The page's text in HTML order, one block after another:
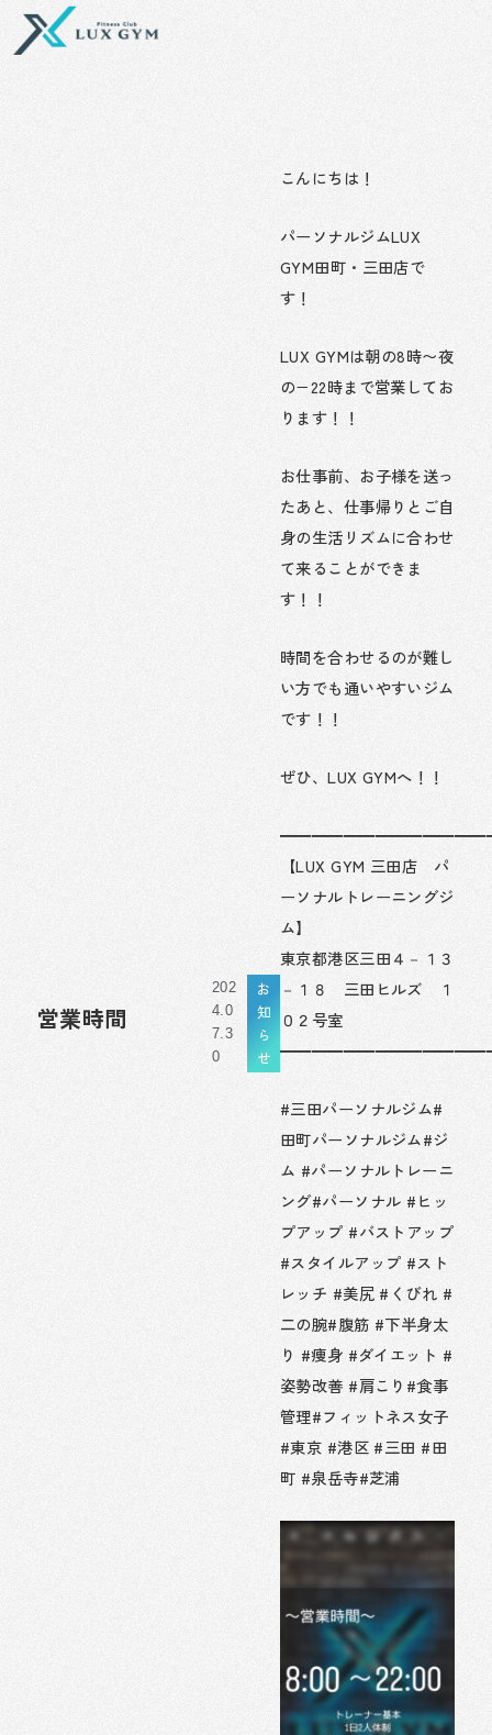
を
営業時間
202
4.0
7.3
0
お
知
ら
せ
こんにちは！
パーソナルジムLUX
GYM田町・三田店で
す！
LUX GYMは朝の8時〜夜
の−22時まで営業してお
ります！！
お仕事前、お子様を送っ
たあと、仕事帰りとご自
身の生活リズムに合わせ
て来ることができま
す！！
時間を合わせるのが難し
い方でも通いやすいジム
です！！
ぜひ、LUX GYMへ！！
【LUX GYM 三田店 パ
ーソナルトレーニングジ
ム】
東京都港区三田４－１３
－１８ 三田ヒルズ １
０２号室
#三田パーソナルジム#
田町パーソナルジム#ジ
ム #パーソナルトレーニ
ング#パーソナル #ヒッ
プアップ #バストアップ
#スタイルアップ #スト
レッチ #美尻 #くびれ #
二の腕#腹筋 #下半身太
り #痩身 #ダイエット #
姿勢改善 #肩こり#食事
管理#フィットネス女子
#東京 #港区 #三田 #田
町 #泉岳寺#芝浦